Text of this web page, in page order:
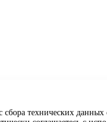
технических